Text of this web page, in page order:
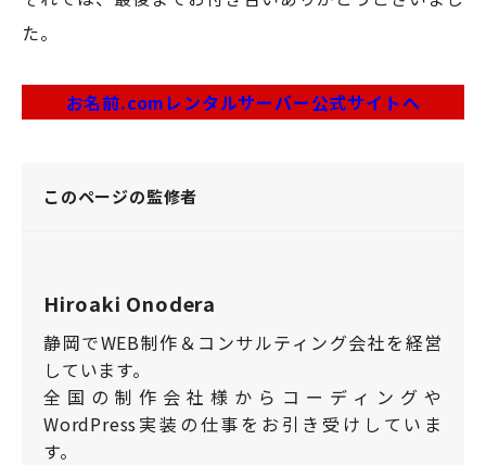
た。
お名前.comレンタルサーバー公式サイトへ
このページの監修者
Hiroaki Onodera
静岡でWEB制作＆コンサルティング会社を経営
しています。
全国の制作会社様からコーディングや
WordPress実装の仕事をお引き受けしていま
す。